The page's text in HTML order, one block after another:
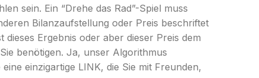
sein. Ein “Drehe das Rad”-Spiel muss
Bilanzaufstellung oder Preis beschriftet
Ergebnis oder aber dieser Preis dem
benötigen. Ja, unser Algorithmus
einzigartige LINK, die Sie mit Freunden,